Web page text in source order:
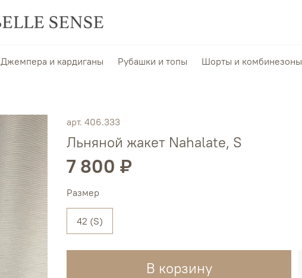
Джемпера и кардиганы Рубашки и топы Шорты и комбинезоны
арт. 406.333
Льняной жакет Nahalate, S
7 800 ₽
В корзину
Размер
42 (S)